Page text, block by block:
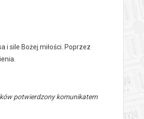
i sile Bożej miłości. Poprzez
potwierdzony komunikatem